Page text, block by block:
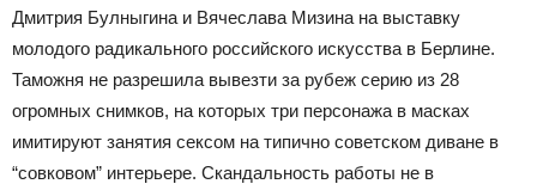
Дмитрия Булныгина и Вячеслава Мизина на выставку
молодого радикального российского искусства в Берлине.
Таможня не разрешила вывезти за рубеж серию из 28
огромных снимков, на которых три персонажа в масках
имитируют занятия сексом на типично советском диване в
“совковом” интерьере. Скандальность работы не в